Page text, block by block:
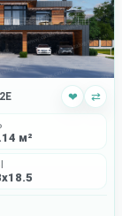
❤ ⇄
м²